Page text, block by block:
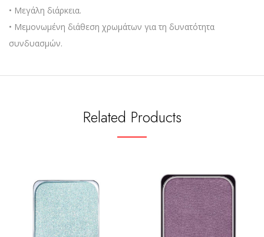
• Μεγάλη διάρκεια.
• Μεμονωμένη διάθεση χρωμάτων για τη δυνατότητα
συνδυασμών.
Related Products